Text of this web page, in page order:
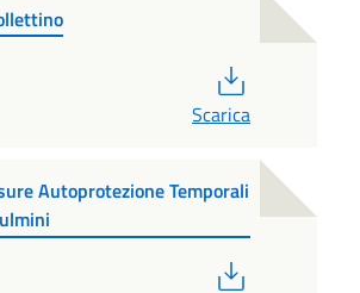
Scarica
Autoprotezione Temporali